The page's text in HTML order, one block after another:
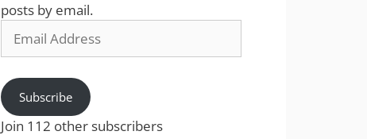
posts by email.
Address
Subscribe
Join 112 other subscribers